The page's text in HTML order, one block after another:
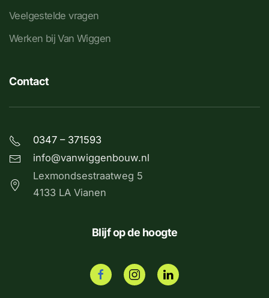
Veelgestelde vragen
Werken bij Van Wiggen
Contact
0347 – 371593
info@vanwiggenbouw.nl
Lexmondsestraatweg 5
4133 LA Vianen
Blijf op de hoogte